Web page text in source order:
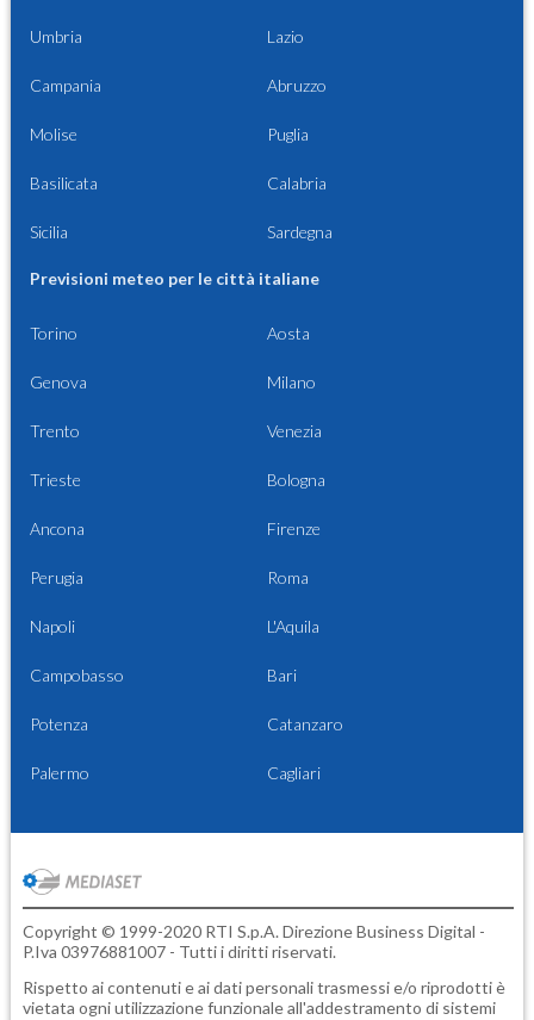
Umbria Lazio
Campania Abruzzo
Molise Puglia
Basilicata Calabria
Sicilia Sardegna
Previsioni meteo per le città italiane
Torino Aosta
Genova Milano
Trento Venezia
Trieste Bologna
Ancona Firenze
Perugia Roma
Napoli L'Aquila
Campobasso Bari
Potenza Catanzaro
Palermo Cagliari
Copyright © 1999-2020 RTI S.p.A. Direzione Business Digital -
P.Iva 03976881007 - Tutti i diritti riservati.
Rispetto ai contenuti e ai dati personali trasmessi e/o riprodotti è
vietata ogni utilizzazione funzionale all'addestramento di sistemi